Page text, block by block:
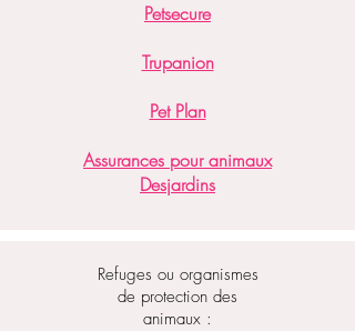
Petsecure
Trupanion
Pet Plan
Assurances pour animaux
Desjardins
Refuges ou organismes
de protection des
animaux :